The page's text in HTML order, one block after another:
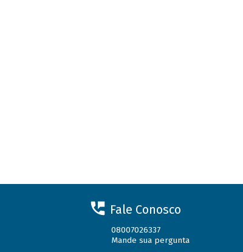
Fale Conosco
08007026337
Mande sua pergunta